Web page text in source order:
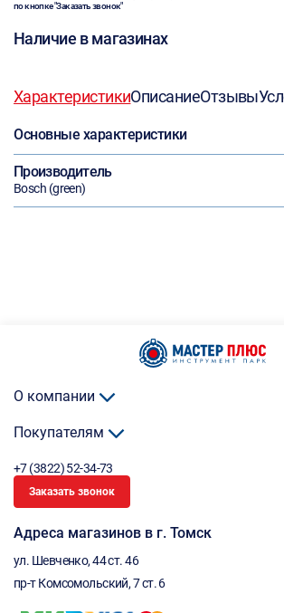
по кнопке "Заказать звонок"
Наличие в магазинах
ХарактеристикиОписаниеОтзывы
Основные характеристики
Производитель
Bosch (green)
О компании
Покупателям
+7 (3822) 52-34-73
Заказать звонок
Адреса магазинов в г. Томск
ул. Шевченко, 44 ст. 46
пр-т Комсомольский, 7 ст. 6